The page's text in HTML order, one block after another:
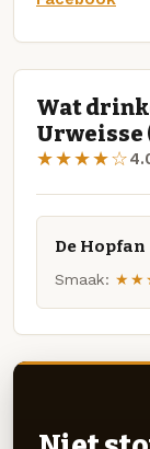
Wat
Urweisse
★★★★☆
De Hopfan
Smaak: